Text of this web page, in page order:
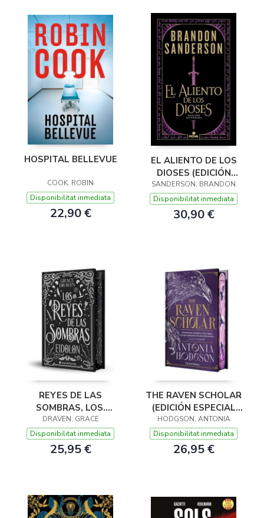
HOSPITAL BELLEVUE
COOK, ROBIN
Disponibilitat inmediata
22,90 €
EL ALIENTO DE LOS
DIOSES (EDICIÓN
ILUSTRADA)
SANDERSON, BRANDON
Disponibilitat inmediata
30,90 €
REYES DE LAS
SOMBRAS, LOS.
EIDOLON (ED. CANTOS
PIN
DRAVEN, GRACE
Disponibilitat inmediata
25,95 €
THE RAVEN SCHOLAR
(EDICIÓN ESPECIAL
LIMITADA EN TAPA
DURA CON CANTOS
PINTADOS)
HODGSON, ANTONIA
Disponibilitat inmediata
26,95 €